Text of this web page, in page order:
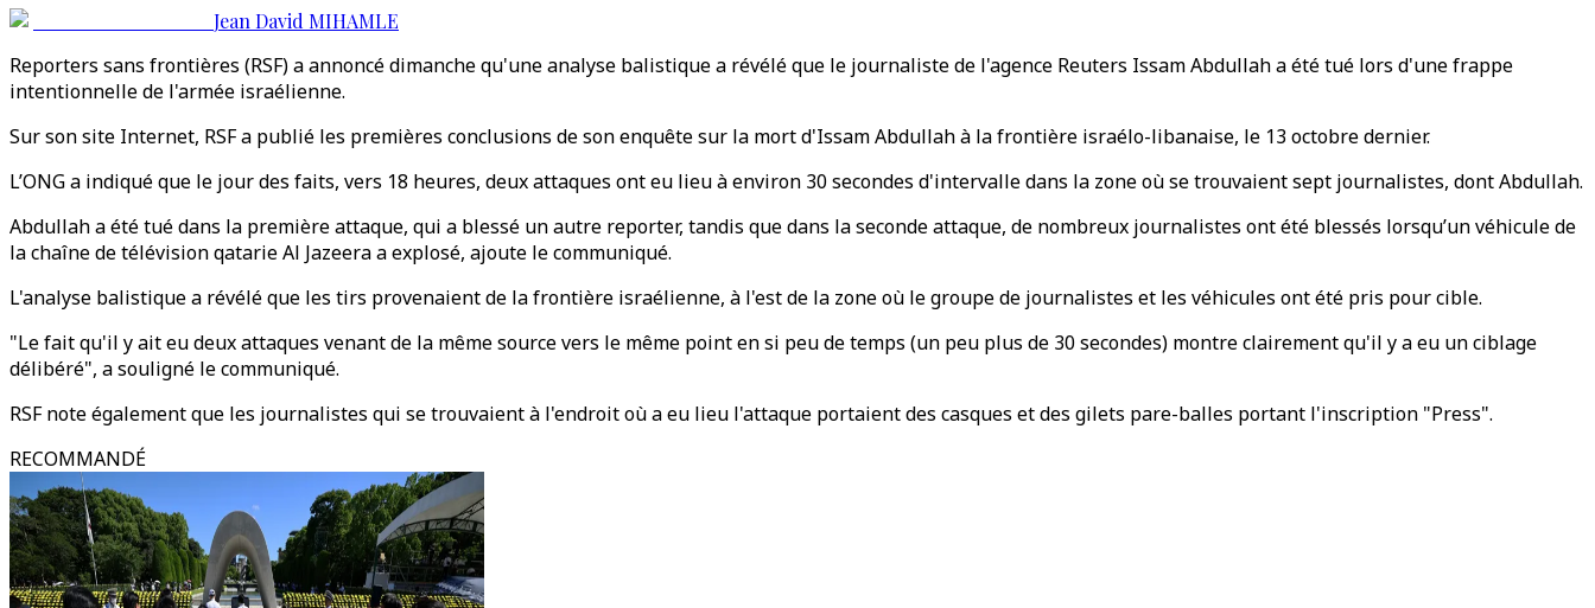
Jean David MIHAMLE
Reporters sans frontières (RSF) a annoncé dimanche qu'une analyse balistique a révélé que le journaliste de l'agence Reuters Issam Abdullah a été tué lors d'une frappe
intentionnelle de l'armée israélienne.
Sur son site Internet, RSF a publié les premières conclusions de son enquête sur la mort d'Issam Abdullah à la frontière israélo-libanaise, le 13 octobre dernier.
L’ONG a indiqué que le jour des faits, vers 18 heures, deux attaques ont eu lieu à environ 30 secondes d'intervalle dans la zone où se trouvaient sept journalistes, dont Abdullah.
Abdullah a été tué dans la première attaque, qui a blessé un autre reporter, tandis que dans la seconde attaque, de nombreux journalistes ont été blessés lorsqu’un véhicule de
la chaîne de télévision qatarie Al Jazeera a explosé, ajoute le communiqué.
L'analyse balistique a révélé que les tirs provenaient de la frontière israélienne, à l'est de la zone où le groupe de journalistes et les véhicules ont été pris pour cible.
"Le fait qu'il y ait eu deux attaques venant de la même source vers le même point en si peu de temps (un peu plus de 30 secondes) montre clairement qu'il y a eu un ciblage
délibéré", a souligné le communiqué.
RSF note également que les journalistes qui se trouvaient à l'endroit où a eu lieu l'attaque portaient des casques et des gilets pare-balles portant l'inscription "Press".
RECOMMANDÉ